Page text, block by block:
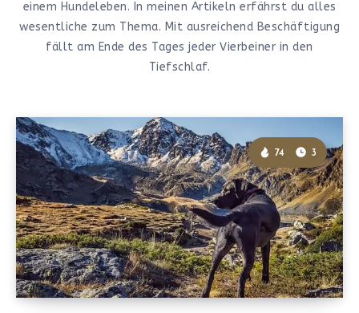
einem Hundeleben. In meinen Artikeln erfährst du alles
wesentliche zum Thema. Mit ausreichend Beschäftigung
fällt am Ende des Tages jeder Vierbeiner in den
Tiefschlaf.
74 3